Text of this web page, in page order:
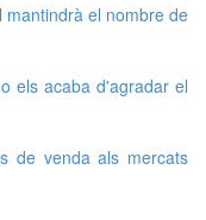
mantindrà el nombre de
els acaba d'agradar el
de venda als mercats